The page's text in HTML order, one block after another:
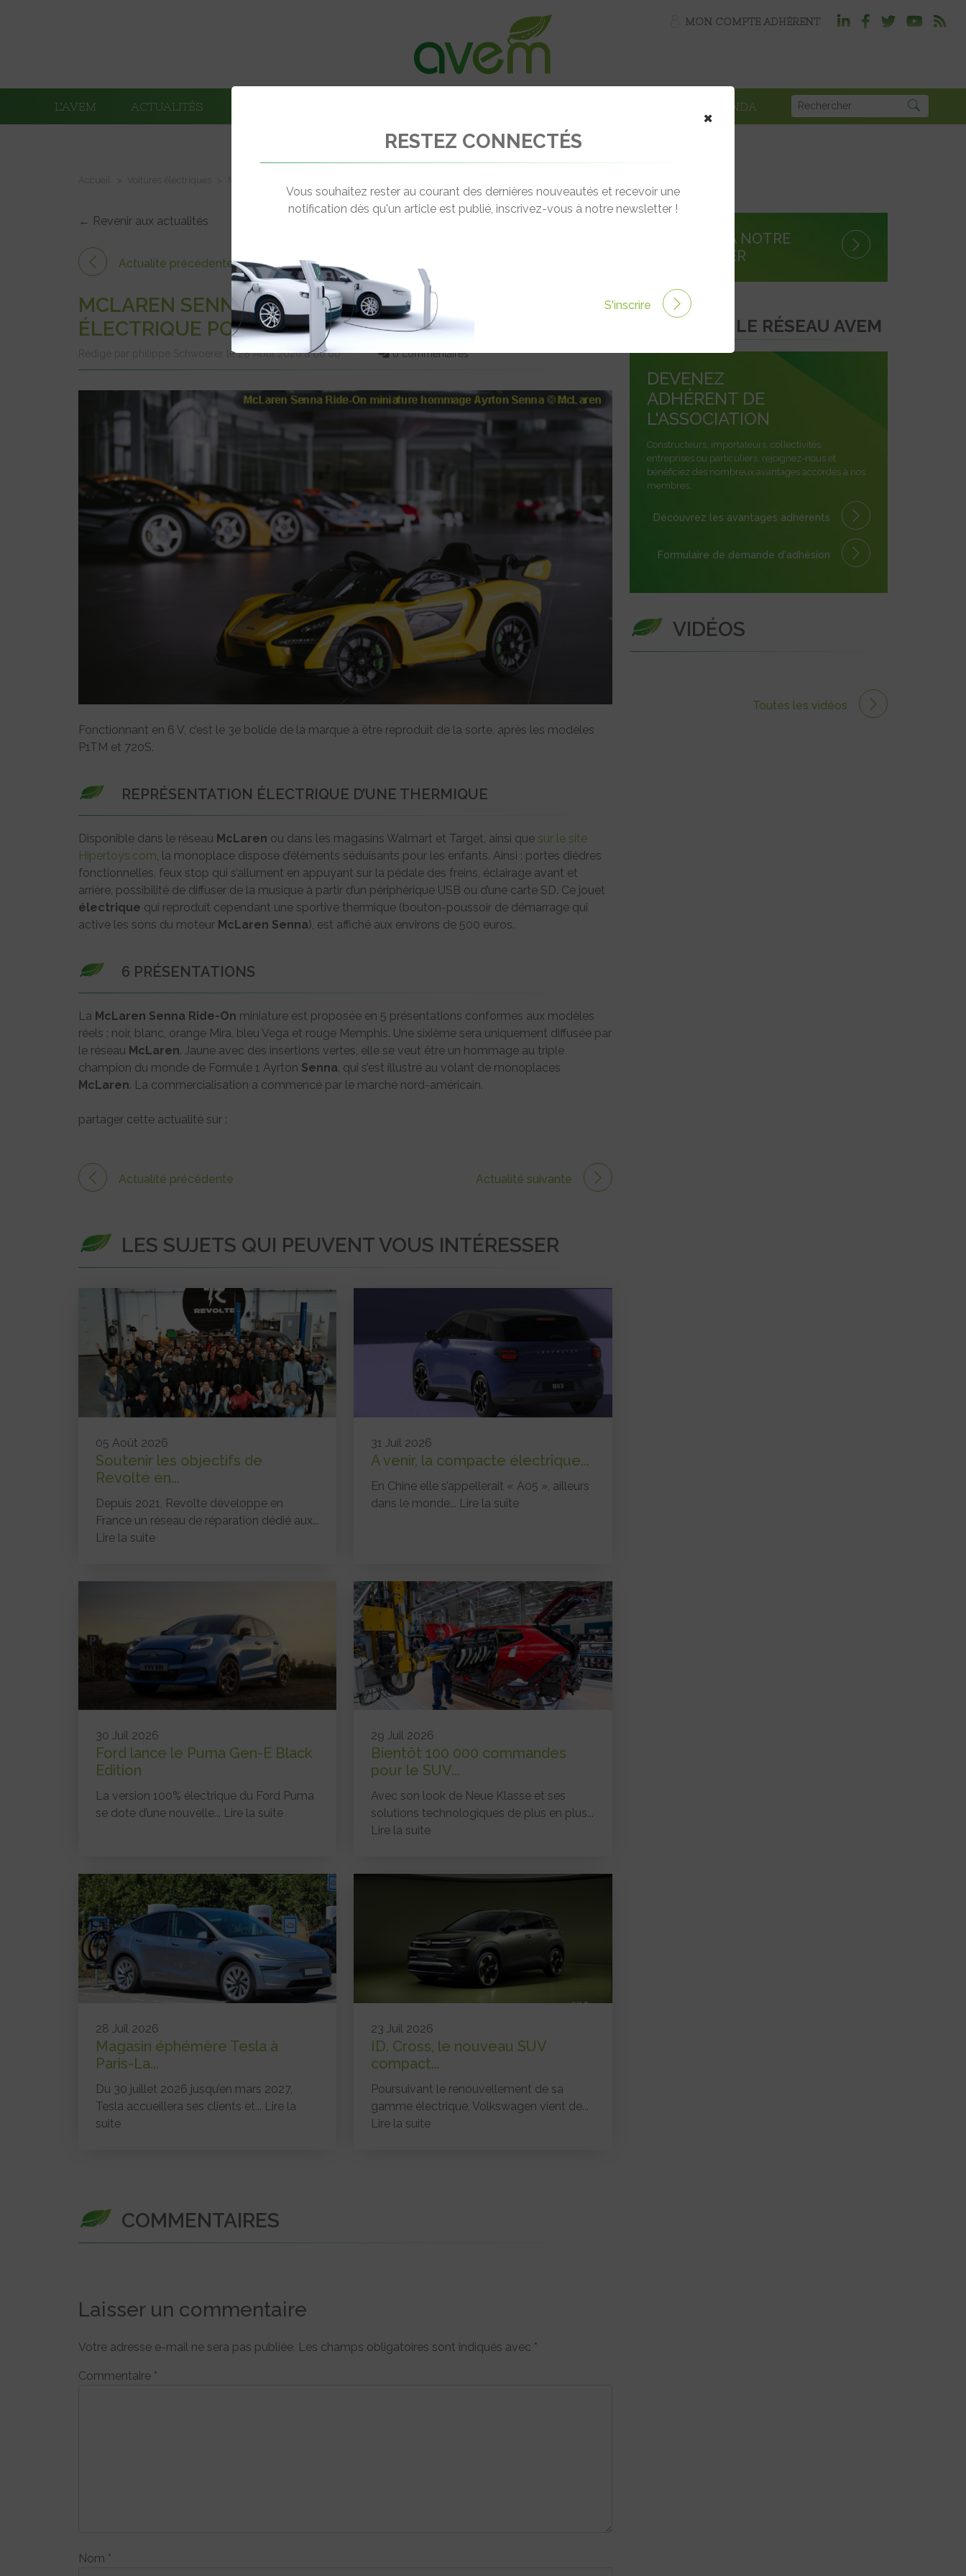
MON COMPTE ADHÉRENT
L’AVEM ACTUALITÉS AGENDA
← Revenir aux actualités
Actualité précédente
MCLAREN SENNA RIDE-ON : UNE VOITURE
ÉLECTRIQUE POUR LES 3-6 ANS
Rédigé par philippe Schwoerer le 28 Août 2020 à 00:00 0 commentaires
Fonctionnant en 6 V, c’est le 3e bolide de la marque à être reproduit de la sorte, après les modèles
P1TM et 720S.
REPRÉSENTATION ÉLECTRIQUE D’UNE THERMIQUE
Disponible dans le réseau McLaren ou dans les magasins Walmart et Target, ainsi que sur le site
Hipertoys.com, la monoplace dispose d’éléments séduisants pour les enfants. Ainsi : portes dièdres
fonctionnelles, feux stop qui s’allument en appuyant sur la pédale des freins, éclairage avant et
arrière, possibilité de diffuser de la musique à partir d’un périphérique USB ou d’une carte SD. Ce jouet
électrique qui reproduit cependant une sportive thermique (bouton-poussoir de démarrage qui
active les sons du moteur McLaren Senna), est affiché aux environs de 500 euros.
6 PRÉSENTATIONS
La McLaren Senna Ride-On miniature est proposée en 5 présentations conformes aux modèles
réels : noir, blanc, orange Mira, bleu Vega et rouge Memphis. Une sixième sera uniquement diffusée par
le réseau McLaren. Jaune avec des insertions vertes, elle se veut être un hommage au triple
champion du monde de Formule 1 Ayrton Senna, qui s’est illustré au volant de monoplaces
McLaren. La commercialisation a commencé par le marché nord-américain.
partager cette actualité sur :
Actualité précédente Actualité suivante
LES SUJETS QUI PEUVENT VOUS INTÉRESSER
05 Août 2026
Soutenir les objectifs de
Revolte en...
Depuis 2021, Revolte développe en
France un réseau de réparation dédié aux...
Lire la suite
31 Juil 2026
A venir, la compacte électrique...
En Chine elle s’appellerait « A05 », ailleurs
dans le monde... Lire la suite
30 Juil 2026
Ford lance le Puma Gen-E Black
Edition
La version 100% électrique du Ford Puma
se dote d’une nouvelle... Lire la suite
29 Juil 2026
Bientôt 100 000 commandes
pour le SUV...
Avec son look de Neue Klasse et ses
solutions technologiques de plus en plus...
Lire la suite
28 Juil 2026
Magasin éphémère Tesla à
Paris-La...
Du 30 juillet 2026 jusqu’en mars 2027,
Tesla accueillera ses clients et... Lire la
suite
23 Juil 2026
ID. Cross, le nouveau SUV
compact...
Poursuivant le renouvellement de sa
gamme électrique, Volkswagen vient de...
Lire la suite
COMMENTAIRES
Laisser un commentaire
Votre adresse e-mail ne sera pas publiée. Les champs obligatoires sont indiqués avec *
Commentaire *
Nom *
S'INSCRIRE À NOTRE
NEWSLETTER
REJOINDRE LE RÉSEAU AVEM
DEVENEZ
ADHÉRENT DE
L'ASSOCIATION
Constructeurs, importateurs, collectivités,
entreprises ou particuliers, rejoignez-nous et
bénéficiez des nombreux avantages accordés à nos
membres.
Découvrez les avantages adhérents
Formulaire de demande d'adhésion
VIDÉOS
Toutes les vidéos
×
RESTEZ CONNECTÉS
Vous souhaitez rester au courant des dernières nouveautés et recevoir une
notification dès qu'un article est publié, inscrivez-vous à notre newsletter !
S'inscrire